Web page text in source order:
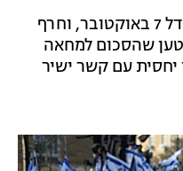
הצעד של הממשלה מגיע על רקע סירוב מתמשך של נתניהו להקים ועדת חקירה למחדל 7 באוקטובר, וחרף
שהסכום למחאה
יחסית עם קשר ישיר